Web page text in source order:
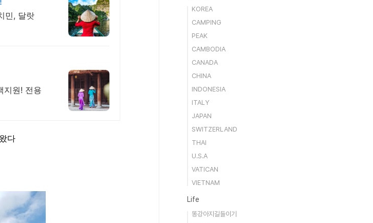
민, 달랏
지원! 전용
다
KOREA
CAMPING
PEAK
CAMBODIA
CANADA
CHINA
INDONESIA
ITALY
JAPAN
SWITZERLAND
THAI
U.S.A
VATICAN
VIETNAM
Life
똥강아지길들이기